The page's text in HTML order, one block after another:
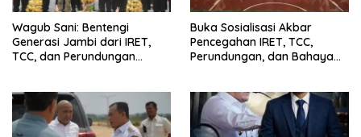
Wagub Sani: Bentengi
Generasi Jambi dari IRET,
TCC, dan Perundungan
Buka Sosialisasi Akbar
Pencegahan IRET, TCC,
Perundungan, dan Bahaya
bisa jaga diri, 60% masa
depan sudah ada di tangan”